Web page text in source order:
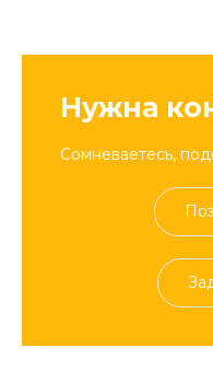
Нужна
Сомневаетесь,